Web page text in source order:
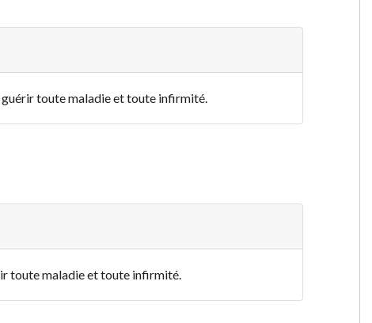
guérir toute maladie et toute infirmité.
toute maladie et toute infirmité.